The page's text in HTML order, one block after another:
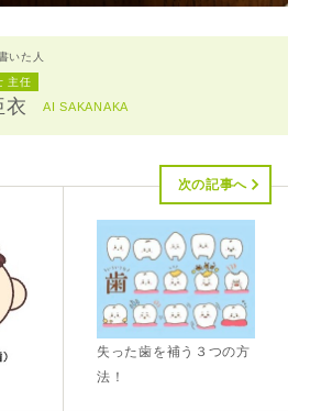
いた人
主任
衣 AI SAKANAKA
次の記事へ
失った歯を補う３つの方
法！